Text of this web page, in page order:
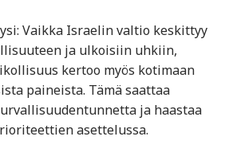
Vaikka Israelin valtio keskittyy
ja ulkoisiin uhkiin,
kertoo myös kotimaan
paineista. Tämä saattaa
ja haastaa
asettelussa.